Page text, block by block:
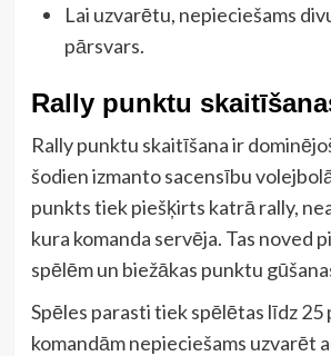
Lai uzvarētu, nepieciešams
pārsvars.
Rally punktu
Rally punktu skaitīšana ir
šodien izmanto sacensību
punkts tiek piešķirts katrā rally,
kura komanda servēja. Tas noved
spēlēm un biežākas punktu
Spēles parasti tiek spēlētas līdz 25
komandām nepieciešams uzvarēt